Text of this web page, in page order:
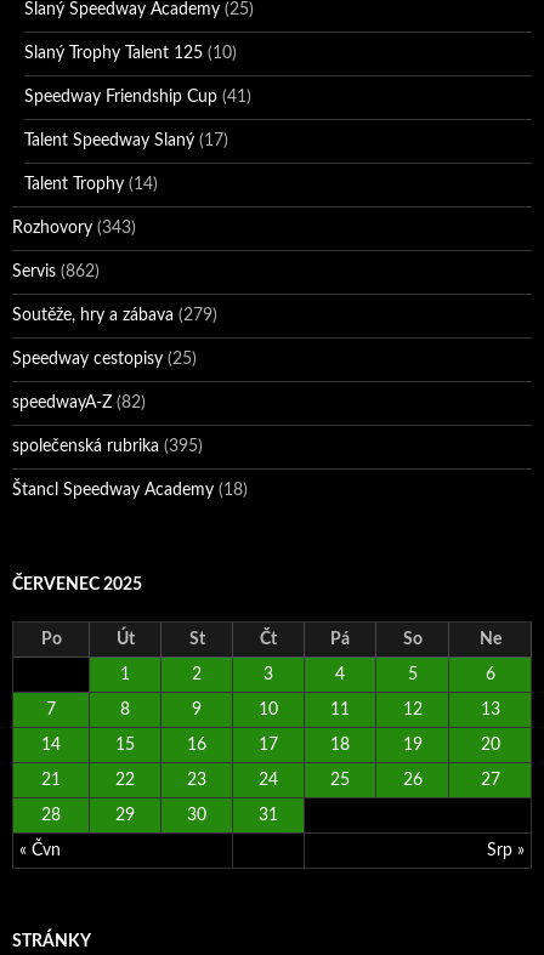
Slaný Speedway Academy (25)
Slaný Trophy Talent 125 (10)
Speedway Friendship Cup (41)
Talent Speedway Slaný (17)
Talent Trophy (14)
Rozhovory (343)
Servis (862)
Soutěže, hry a zábava (279)
Speedway cestopisy (25)
speedwayA-Z (82)
společenská rubrika (395)
Štancl Speedway Academy (18)
ČERVENEC 2025
Po Út St Čt Pá So Ne
« Čvn Srp »
1 2 3 4 5 6
7 8 9 10 11 12 13
14 15 16 17 18 19 20
21 22 23 24 25 26 27
28 29 30 31
STRÁNKY